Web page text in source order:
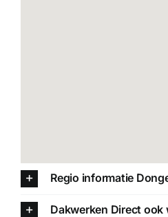
Regio informatie
Dakwerken Direct ook